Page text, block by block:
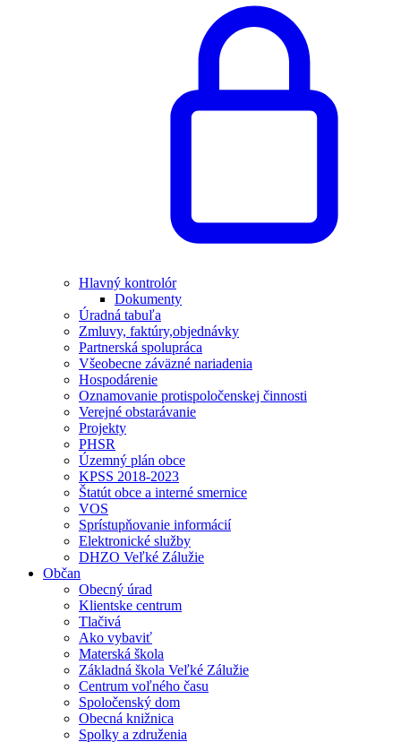
Hlavný kontrolór
Dokumenty
Úradná tabuľa
Zmluvy, faktúry,objednávky
Partnerská spolupráca
Všeobecne záväzné nariadenia
Hospodárenie
Oznamovanie protispoločenskej činnosti
Verejné obstarávanie
Projekty
PHSR
Územný plán obce
KPSS 2018-2023
Štatút obce a interné smernice
VOS
Sprístupňovanie informácií
Elektronické služby
DHZO Veľké Zálužie
Občan
Obecný úrad
Klientske centrum
Tlačivá
Ako vybaviť
Materská škola
Základná škola Veľké Zálužie
Centrum voľného času
Spoločenský dom
Obecná knižnica
Spolky a združenia